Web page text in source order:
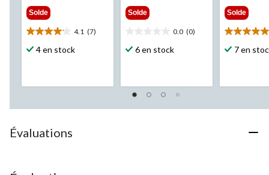
Solde
4.1 (7)
4.1
étoile(s)
4 en stock
Solde
0.0 (0)
étoile(s)
6 en stock
Solde
5.0
étoile(s)
7 en
Évaluations